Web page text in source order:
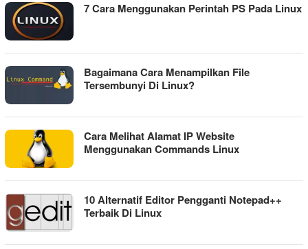
7 Cara Menggunakan Perintah PS Pada Linux
Bagaimana Cara Menampilkan File
Tersembunyi Di Linux?
Cara Melihat Alamat IP Website
Menggunakan Commands Linux
10 Alternatif Editor Pengganti Notepad++
Terbaik Di Linux